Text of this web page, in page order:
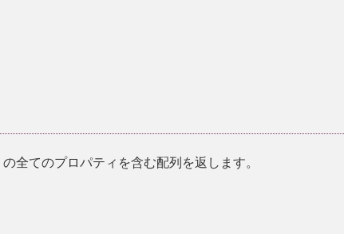
の全てのプロパティを含む配列を返します。